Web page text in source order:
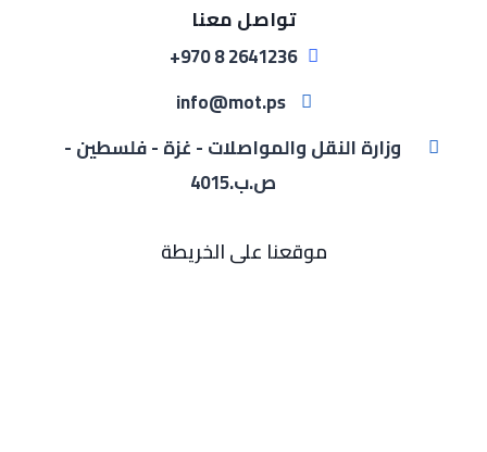
تواصل معنا
2641236 8 970+
info@mot.ps
وزارة النقل والمواصلات - غزة - فلسطين -
ص.ب.4015
موقعنا على الخريطة